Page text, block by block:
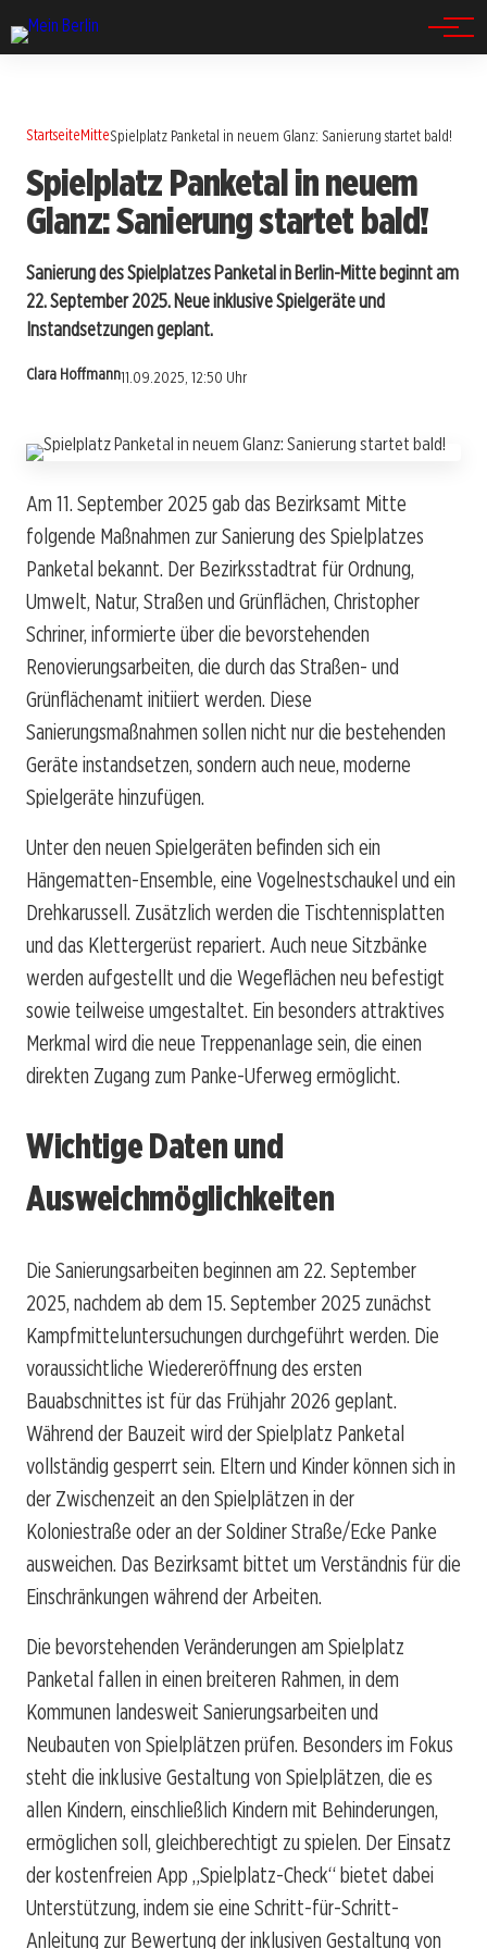
StartseiteMitteSpielplatz Panketal in neuem Glanz: Sanierung startet bald!
Spielplatz Panketal in neuem
Glanz: Sanierung startet bald!
Sanierung des Spielplatzes Panketal in Berlin-Mitte beginnt am
22. September 2025. Neue inklusive Spielgeräte und
Instandsetzungen geplant.
Clara Hoffmann11.09.2025, 12:50 Uhr
Am 11. September 2025 gab das Bezirksamt Mitte
folgende Maßnahmen zur Sanierung des Spielplatzes
Panketal bekannt. Der Bezirksstadtrat für Ordnung,
Umwelt, Natur, Straßen und Grünflächen, Christopher
Schriner, informierte über die bevorstehenden
Renovierungsarbeiten, die durch das Straßen- und
Grünflächenamt initiiert werden. Diese
Sanierungsmaßnahmen sollen nicht nur die bestehenden
Geräte instandsetzen, sondern auch neue, moderne
Spielgeräte hinzufügen.
Unter den neuen Spielgeräten befinden sich ein
Hängematten-Ensemble, eine Vogelnestschaukel und ein
Drehkarussell. Zusätzlich werden die Tischtennisplatten
und das Klettergerüst repariert. Auch neue Sitzbänke
werden aufgestellt und die Wegeflächen neu befestigt
sowie teilweise umgestaltet. Ein besonders attraktives
Merkmal wird die neue Treppenanlage sein, die einen
direkten Zugang zum Panke-Uferweg ermöglicht.
Wichtige Daten und
Ausweichmöglichkeiten
Die Sanierungsarbeiten beginnen am 22. September
2025, nachdem ab dem 15. September 2025 zunächst
Kampfmitteluntersuchungen durchgeführt werden. Die
voraussichtliche Wiedereröffnung des ersten
Bauabschnittes ist für das Frühjahr 2026 geplant.
Während der Bauzeit wird der Spielplatz Panketal
vollständig gesperrt sein. Eltern und Kinder können sich in
der Zwischenzeit an den Spielplätzen in der
Koloniestraße oder an der Soldiner Straße/Ecke Panke
ausweichen. Das Bezirksamt bittet um Verständnis für die
Einschränkungen während der Arbeiten.
Die bevorstehenden Veränderungen am Spielplatz
Panketal fallen in einen breiteren Rahmen, in dem
Kommunen landesweit Sanierungsarbeiten und
Neubauten von Spielplätzen prüfen. Besonders im Fokus
steht die inklusive Gestaltung von Spielplätzen, die es
allen Kindern, einschließlich Kindern mit Behinderungen,
ermöglichen soll, gleichberechtigt zu spielen. Der Einsatz
der kostenfreien App „Spielplatz-Check“ bietet dabei
Unterstützung, indem sie eine Schritt-für-Schritt-
Anleitung zur Bewertung der inklusiven Gestaltung von